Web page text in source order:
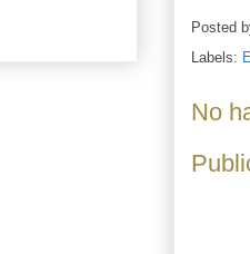
Posted
Labels:
No